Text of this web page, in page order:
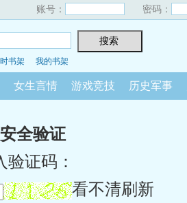
账号： 密码：
书架 我的书架
女生言情 游戏竞技 历史军事
全验证
验证码：
看不清刷新